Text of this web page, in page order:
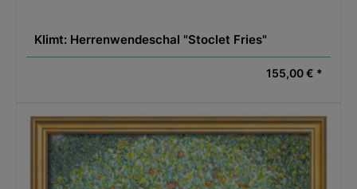
Klimt: Herrenwendeschal "Stoclet Fries"
155,00 € *